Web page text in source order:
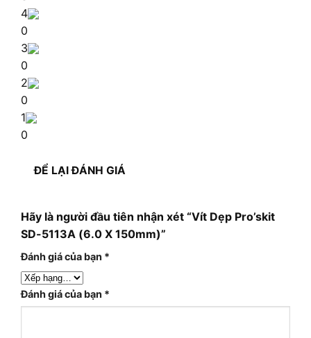
4
0
3
0
2
0
1
0
ĐỂ LẠI ĐÁNH GIÁ
Hãy là người đầu tiên nhận xét “Vít Dẹp Pro’skit
SD-5113A (6.0 X 150mm)”
Đánh giá của bạn *
Đánh giá của bạn *